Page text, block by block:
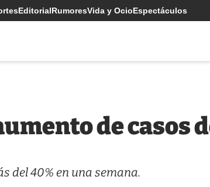
EditorialRumoresVida y OcioEspectáculos
de casos
del 40% en una semana.